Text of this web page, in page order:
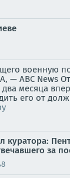
военную
— ABC News
месяца
его от
куратора:
за